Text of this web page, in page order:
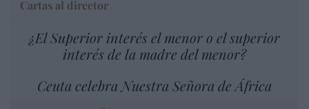
Cartas al director
¿El Superior interés el menor o el superior
interés de la madre del menor?
Ceuta celebra Nuestra Señora de África